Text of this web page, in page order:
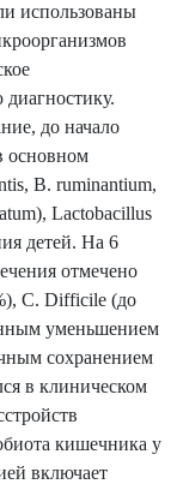
использованы
до начало
основном
B. ruminantium,
Lactobacillus
детей. На 6
отмечено
C. Difficile (до
уменьшением
сохранением
в клиническом
кишечника у
включает